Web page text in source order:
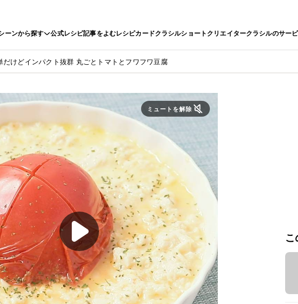
ーンから探す 公式レシピ記事をよむレシピカードクラシルショートクリエイタークラシルのサー
だけどインパクト抜群 丸ごとトマトとフワフワ豆腐
ミュートを解除